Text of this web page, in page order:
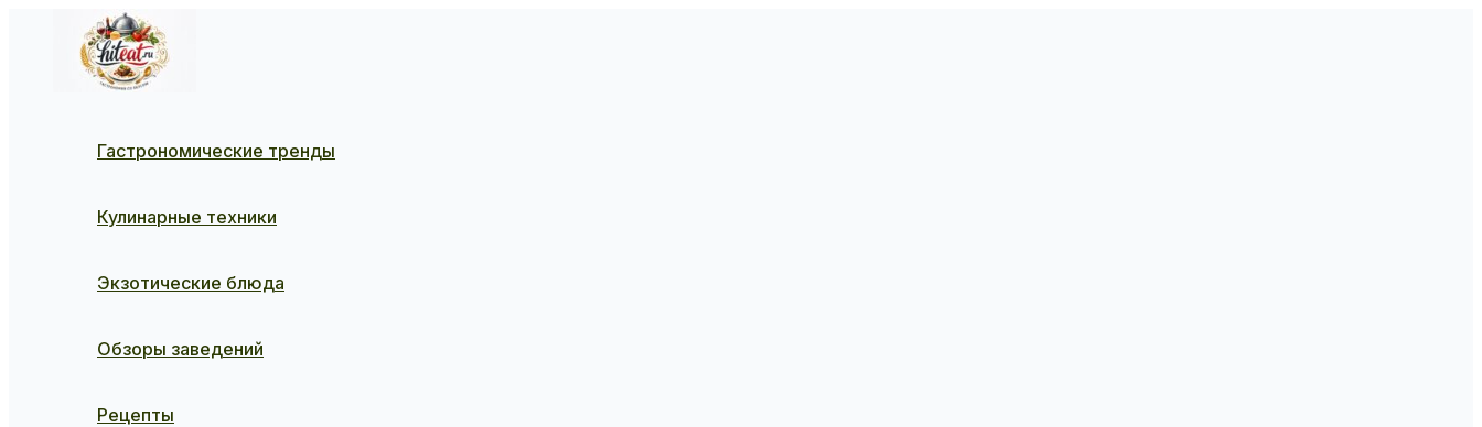
содержимому
Гастрономические тренды
Кулинарные техники
Экзотические блюда
Обзоры заведений
Рецепты